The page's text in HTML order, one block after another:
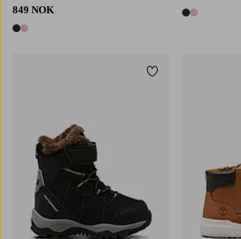
849 NOK
2 farger
2 farger
Legg til favoritter